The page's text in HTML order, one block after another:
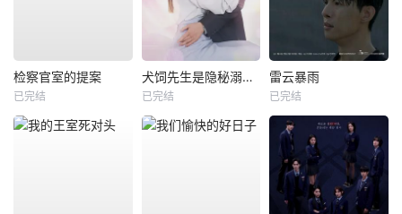
检察官室的提案
已完结
犬饲先生是隐秘溺爱上司
已完结
雷云暴雨
已完结